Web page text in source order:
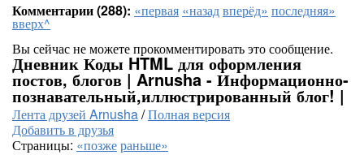
Комментарии (288): «первая «назадвперёд» последняя»
вверх^
Вы сейчас не можете прокомментировать это сообщение.
Дневник Коды HTML для оформления
постов, блогов | Arnusha - Информационно-
познавательный,иллюстрированный блог! |
Лента друзей Arnusha/Полная версия
Добавить в друзья
Страницы: «позжераньше»